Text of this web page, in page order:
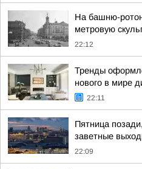
На башню-
метровую
22:12
Тренды
нового в мире
22:11
Пятница
заветные
22:09